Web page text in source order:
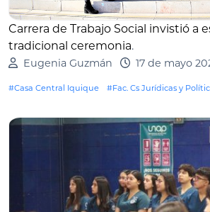
Carrera de Trabajo Social invistió a
tradicional ceremonia.
Eugenia Guzmán 17 de mayo
#Casa Central Iquique #Fac. Cs Jurídicas y